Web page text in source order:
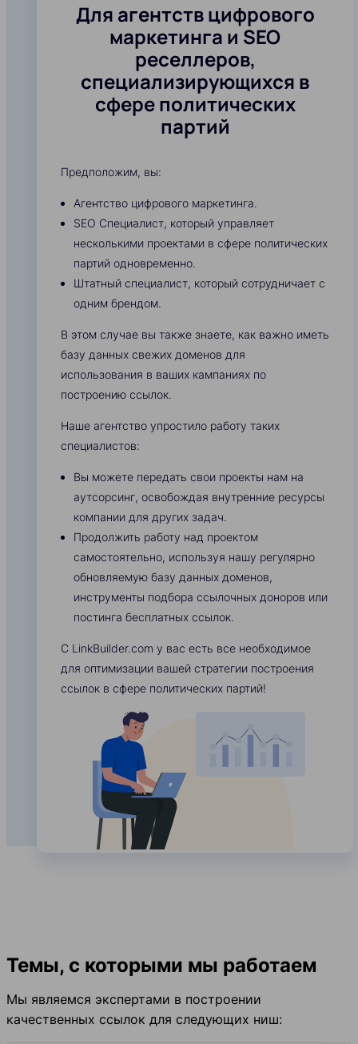
Для агентств цифрового
маркетинга и SEO
реселлеров,
специализирующихся в
сфере политических
партий
Предположим, вы:
Агентство цифрового маркетинга.
SEO Специалист, который управляет
несколькими проектами в сфере политических
партий одновременно.
Штатный специалист, который сотрудничает с
одним брендом.
В этом случае вы также знаете, как важно иметь
базу данных свежих доменов для
использования в ваших кампаниях по
построению ссылок.
Наше агентство упростило работу таких
специалистов:
Вы можете передать свои проекты нам на
аутсорсинг, освобождая внутренние ресурсы
компании для других задач.
Продолжить работу над проектом
самостоятельно, используя нашу регулярно
обновляемую базу данных доменов,
инструменты подбора ссылочных доноров или
постинга бесплатных ссылок.
С LinkBuilder.com у вас есть все необходимое
для оптимизации вашей стратегии построения
ссылок в сфере политических партий!
Темы, с которыми мы работаем
Мы являемся экспертами в построении
качественных ссылок для следующих ниш: